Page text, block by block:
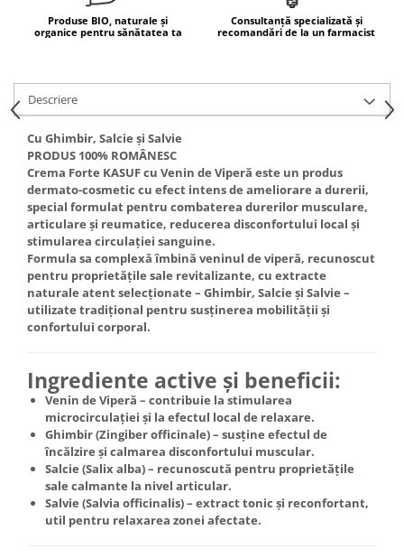
Mary & May
OOTD
Cettua
Haruharu Wonder
Medicube
ARIUL
Dr. Althea
DELLA BORN
Seleniu
Silimarina
Spirulina
Ulei de cocos
Ulei de peste
Ulei MCT
Vitamina A
Vitamina B
Vitamina C
Vitamina D
Vitamina E
Zinc
Cătină
Chlorella
Colina
Electroliti
Produse Apicole
Produse BIO, naturale și
organice pentru sănătatea ta
Consultanță specializată și
recomandări de la un farmacist
Descriere
Cu Ghimbir, Salcie și Salvie
PRODUS 100% ROMÂNESC
Crema Forte KASUF cu Venin de Viperă este un produs
dermato-cosmetic cu efect intens de ameliorare a durerii,
special formulat pentru combaterea durerilor musculare,
articulare și reumatice, reducerea disconfortului local și
stimularea circulației sanguine.
Formula sa complexă îmbină veninul de viperă, recunoscut
pentru proprietățile sale revitalizante, cu extracte
naturale atent selecționate – Ghimbir, Salcie și Salvie –
utilizate tradițional pentru susținerea mobilității și
confortului corporal.
Ingrediente active și beneficii:
Venin de Viperă – contribuie la stimularea
microcirculației și la efectul local de relaxare.
Ghimbir (Zingiber officinale)– susține efectul de
încălzire și calmarea disconfortului muscular.
Salcie (Salix alba)– recunoscută pentru proprietățile
sale calmante la nivel articular.
Salvie (Salvia officinalis)– extract tonic și reconfortant,
util pentru relaxarea zonei afectate.